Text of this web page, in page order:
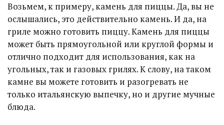
Возьмем, к примеру, камень для пиццы. Да, вы не
ослышались, это действительно камень. И да, на
гриле можно готовить пиццу. Камень для пиццы
может быть прямоугольной или круглой формы и
отлично подходит для использования, как на
угольных, так и газовых грилях. К слову, на таком
камне вы можете готовить и разогревать не
только итальянскую выпечку, но и другие мучные
блюда.